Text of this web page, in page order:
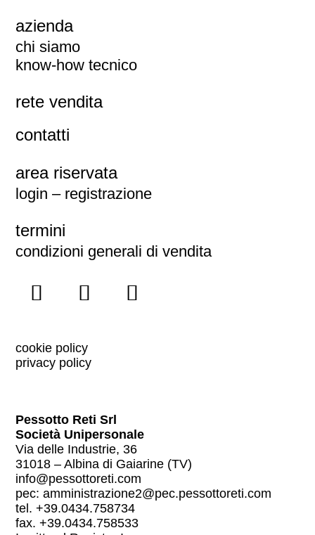
azienda
chi siamo
know-how tecnico
rete vendita
contatti
area riservata
login – registrazione
termini
condizioni generali di vendita
cookie policy
privacy policy
Pessotto Reti Srl
Società Unipersonale
Via delle Industrie, 36
31018 – Albina di Gaiarine (TV)
info@pessottoreti.com
pec:amministrazione2@pec.pessottoreti.com
tel. +39.0434.758734
fax. +39.0434.758533